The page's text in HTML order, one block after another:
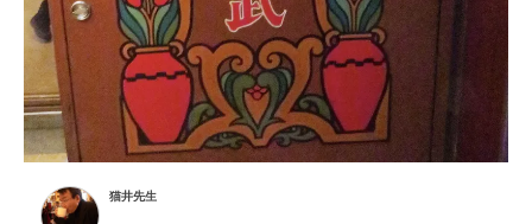
猫井先生